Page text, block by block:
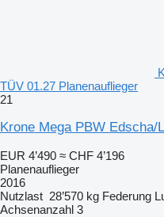
TÜV 01.27 Planenauflieger
21
Krone Mega PBW Edscha/
EUR 4’490 ≈ CHF 4’196
Planenauflieger
2016
Nutzlast 28’570 kg Federung
Achsenanzahl 3